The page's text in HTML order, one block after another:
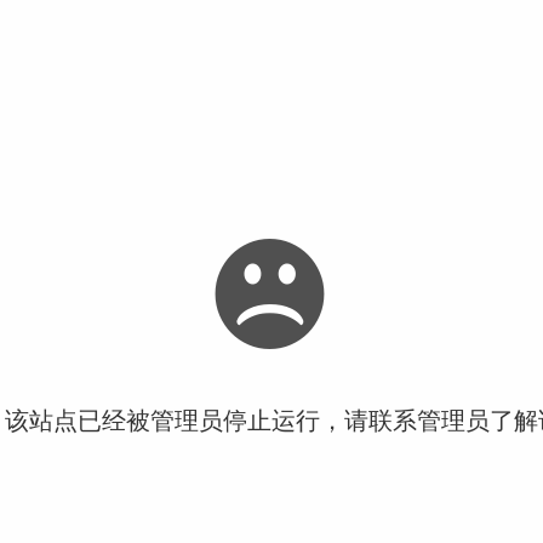
站点已经被管理员停止运行，请联系管理员了